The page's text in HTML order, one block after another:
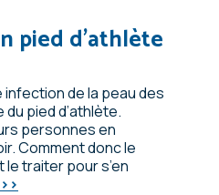
pied d'athlète
infection de la peau des
pied d’athlète.
personnes en
Comment donc le
traiter pour s’en